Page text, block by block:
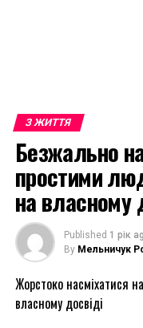
З ЖИТТЯ
Безжально
простими
на власному
Published 1 рік
By Мельничук
Жорстоко
власному досвіді